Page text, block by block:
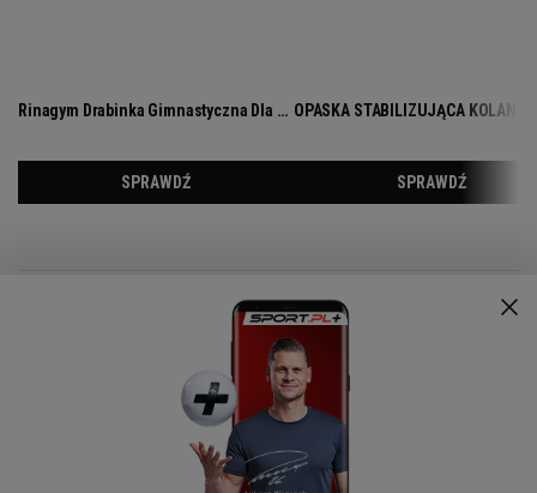
Czy Andrzej Bargiel wejdzie i zjedzie na nartach z
Tak, jest w tym najlepszy